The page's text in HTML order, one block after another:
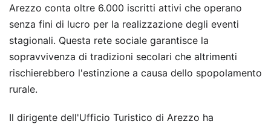
Arezzo conta oltre 6.000 iscritti attivi che operano
senza fini di lucro per la realizzazione degli eventi
stagionali. Questa rete sociale garantisce la
sopravvivenza di tradizioni secolari che altrimenti
rischierebbero l'estinzione a causa dello spopolamento
rurale.
Il dirigente dell'Ufficio Turistico di Arezzo ha